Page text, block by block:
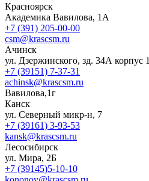
Красноярск
Академика Вавилова, 1А
+7 (391) 205-00-00
csm@krascsm.ru
Ачинск
ул. Дзержинского, зд. 34А корпус 1
+7 (39151) 7-37-31
achinsk@krascsm.ru
Вавилова,1г
Канск
ул. Северный микр-н, 7
+7 (39161) 3-93-53
kansk@krascsm.ru
Лесосибирск
ул. Мира, 2Б
+7 (39145)5-10-10